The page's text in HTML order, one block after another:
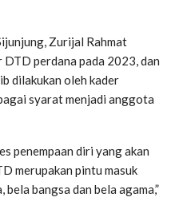
Zurijal Rahmat
perdana pada 2023, dan
dilakukan oleh kader
syarat menjadi anggota
penempaan diri yang akan
merupakan pintu masuk
bangsa dan bela agama,”